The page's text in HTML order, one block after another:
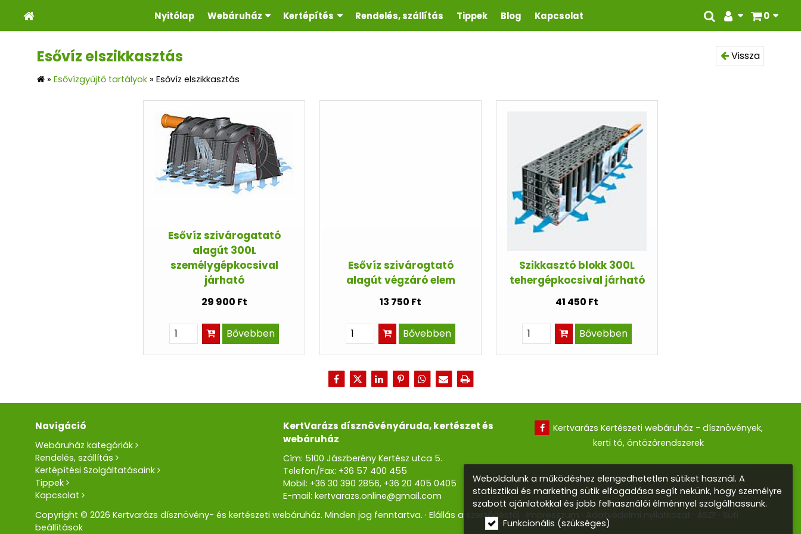
0
Nyitólap Webáruház Kertépítés Rendelés, szállítás Tippek Blog Kapcsolat
Vissza
Esővíz elszikkasztás
» Esővízgyűjtő tartályok » Esővíz elszikkasztás
Esővíz szivárogatató
alagút 300L
személygépkocsival
járható
29 900 Ft
Bővebben
Esővíz szivárogtató
alagút végzáró elem
13 750 Ft
Bővebben
Szikkasztó blokk 300L
tehergépkocsival járható
41 450 Ft
Bővebben
Navigáció
Webáruház kategóriák
Rendelés, szállítás
Kertépítési Szolgáltatásaink
Tippek
Kapcsolat
KertVarázs dísznövényáruda, kertészet és
webáruház
Cím: 5100 Jászberény Kertész utca 5.
Telefon/Fax: +36 57 400 455
Mobil: +36 30 390 2856, +36 20 405 0405
E-mail: kertvarazs.online@gmail.com
Kertvarázs Kertészeti webáruház - dísznövények,
kerti tó, öntözőrendszerek
Copyright © 2026 Kertvarázs dísznövény- és kertészeti webáruház. Minden jog fenntartva. Elállás a szerződéstől Impresszum Adatvédelmi nyilatkozat ÁSZF
Süti
beállítások
Weboldalunk a működéshez elengedhetetlen sütiket használ. A
statisztikai és marketing sütik elfogadása segít nekünk, hogy személyre
szabott ajánlatokkal és jobb felhasználói élménnyel szolgálhassunk.
Funkcionális (szükséges)